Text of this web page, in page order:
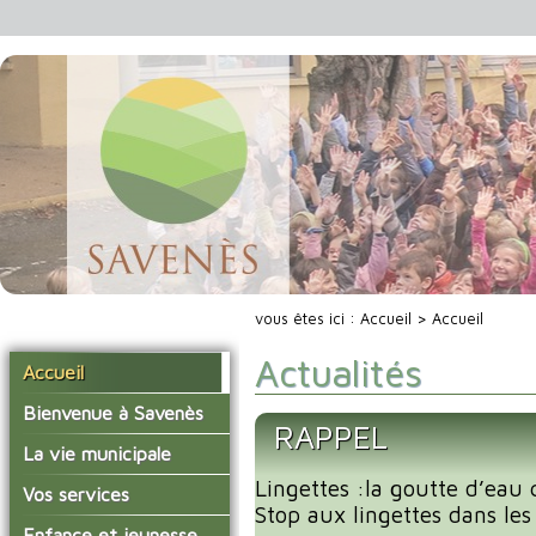
Accueil
Bienvenue à Savenès
Situer Savenès
Savenès en chiffre
L'histoire du village
La vie municipale
Vos élus
Les compte-rendus du
Vos services
La mairie
vous êtes ici : Accueil > Accueil
Actualités
RAPPEL
Lingettes :la goutte
Stop aux lingettes dans